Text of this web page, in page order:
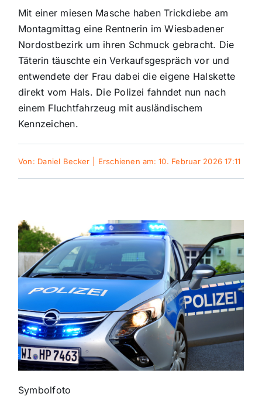
Sport
Kultur
Panorama
Mein Stadtteil
Galerie
Polizeimeldungen
Themen und Termine
Gewinnspiele
Mit einer miesen Masche haben Trickdiebe am
Montagmittag eine Rentnerin im Wiesbadener
Nordostbezirk um ihren Schmuck gebracht. Die
Täterin täuschte ein Verkaufsgespräch vor und
entwendete der Frau dabei die eigene Halskette
direkt vom Hals. Die Polizei fahndet nun nach
einem Fluchtfahrzeug mit ausländischem
Kennzeichen.
Von: Daniel Becker Erschienen am: 10. Februar 2026 17:11
Symbolfoto